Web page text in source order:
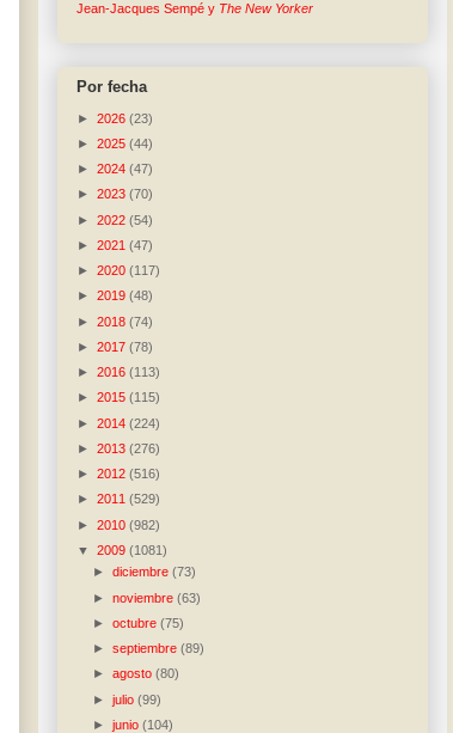
Jean-Jacques Sempé y The New Yorker
Por fecha
► 2026 (23)
► 2025 (44)
► 2024 (47)
► 2023 (70)
► 2022 (54)
► 2021 (47)
► 2020 (117)
► 2019 (48)
► 2018 (74)
► 2017 (78)
► 2016 (113)
► 2015 (115)
► 2014 (224)
► 2013 (276)
► 2012 (516)
► 2011 (529)
► 2010 (982)
▼ 2009 (1081)
►diciembre(73)
►noviembre(63)
►octubre(75)
►septiembre(89)
►agosto(80)
►julio(99)
►junio(104)